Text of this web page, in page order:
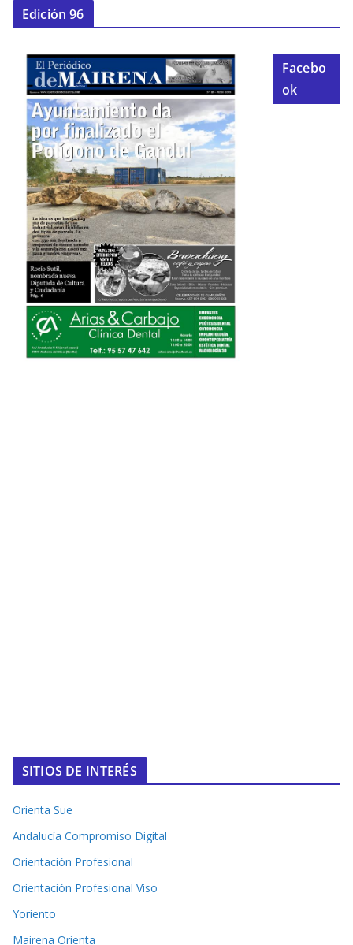
Edición 96
Facebo
ok
SITIOS DE INTERÉS
Orienta Sue
Andalucía Compromiso Digital
Orientación Profesional
Orientación Profesional Viso
Yoriento
Mairena Orienta